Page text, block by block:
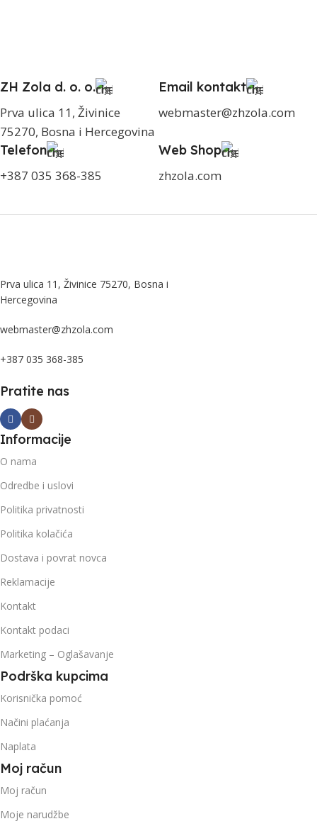
ZH Zola d. o. o.
Prva ulica 11, Živinice
75270, Bosna i Hercegovina
Email kontakt
webmaster@zhzola.com
Telefon
+387 035 368-385
Web Shop
zhzola.com
Prva ulica 11, Živinice 75270, Bosna i
Hercegovina
webmaster@zhzola.com
+387 035 368-385
Pratite nas
Informacije
O nama
Odredbe i uslovi
Politika privatnosti
Politika kolačića
Dostava i povrat novca
Reklamacije
Kontakt
Kontakt podaci
Marketing – Oglašavanje
Podrška kupcima
Korisnička pomoć
Načini plaćanja
Naplata
Moj račun
Moj račun
Moje narudžbe